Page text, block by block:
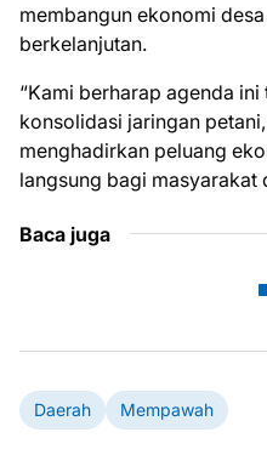
membangun ekonomi
berkelanjutan.
“Kami berharap agenda
konsolidasi jaringan
menghadirkan peluang
langsung bagi masyarakat
Baca juga
Daerah Mempawah